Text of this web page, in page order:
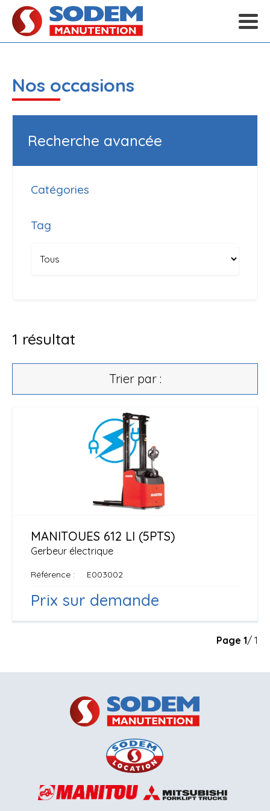
Nos occasions
Recherche avancée
Catégories
Tag
1 résultat
Trier par :
Gerbeur électrique
MANITOUES 612 LI (5PTS)
Référence E003002
Prix sur demande
Page 1/ 1